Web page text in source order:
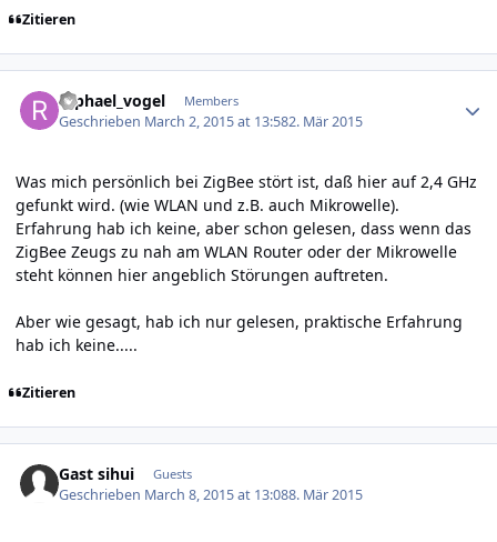
Zitieren
raphael_vogel Members
Geschrieben March 2, 2015 at 13:582. Mär 2015
Was mich persönlich bei ZigBee stört ist, daß hier auf 2,4 GHz
gefunkt wird. (wie WLAN und z.B. auch Mikrowelle).
Erfahrung hab ich keine, aber schon gelesen, dass wenn das
ZigBee Zeugs zu nah am WLAN Router oder der Mikrowelle
steht können hier angeblich Störungen auftreten.
Aber wie gesagt, hab ich nur gelesen, praktische Erfahrung
hab ich keine.....
Zitieren
Gast sihui Guests
Geschrieben March 8, 2015 at 13:088. Mär 2015